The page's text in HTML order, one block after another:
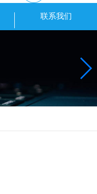
联系我们